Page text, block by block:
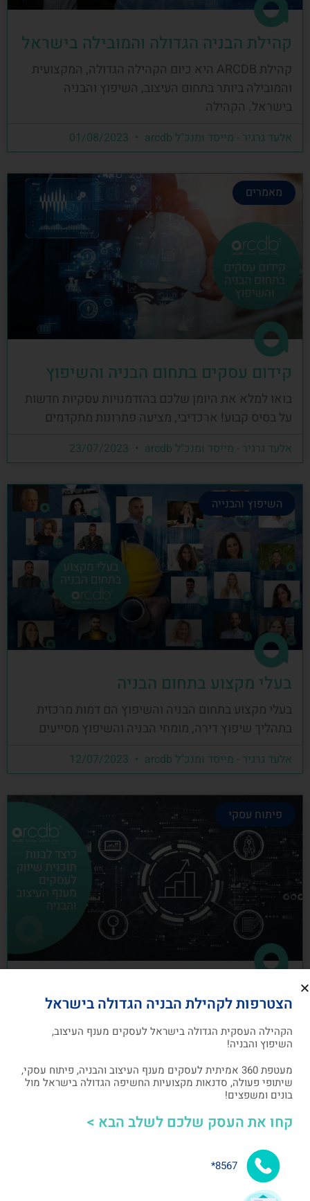
קהילת הבניה הגדולה והמובילה בישראל
קהילת ARCDB היא כיום הקהילה הגדולה, המקצועית
והמובילה ביותר בתחום העיצוב, השיפוץ והבניה
בישראל. הקהילה
אלעד גרגיר - מייסד ומנכ"ל arcdb
מאמרים
קידום עסקים בתחום הבניה והשיפוץ
בואו למלא את היומן שלכם בהזדמנויות עסקיות חדשות
על בסיס קבוע! ארכדיבי, מציעה פתרונות מתקדמים
אלעד גרגיר - מייסד ומנכ"ל arcdb
השיפוץ והבנייה
בעלי מקצוע בתחום הבניה
בעלי מקצוע בתחום הבניה והשיפוץ הם דמות מרכזית
בתהליך שיפוץ דירה, מומחי הבניה והשיפוץ מסייעים
אלעד גרגיר - מייסד ומנכ"ל arcdb
פיתוח עסקי
כיצד לבנות תוכנית שיווק לעסקים מענף
העיצוב והבניה
תוכנית שיווק הנה תוכנית כתובה, המהווה מפת דרכים
אלעד גרגיר - מייסד ומנכ"ל arcdb 05/07/2023
הצטרפות לקהילת הבניה הגדולה בישראל
הקהילה העסקית הגדולה בישראל לעסקים מענף העיצוב,
השיפוץ והבניה!
מעטפת 360 אמיתית לעסקים מענף העיצוב והבניה, פיתוח עסקי,
שיתופי פעולה, סדנאות מקצועיות החשיפה הגדולה בישראל מול
בונים ומשפצים!
קחו את העסק שלכם לשלב הבא >
8567*